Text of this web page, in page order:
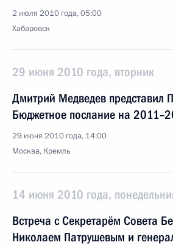
2 июля 2010 года, 05:00
Хабаровск
29 июня 2010 года, вторник
Дмитрий Медведев представил
Бюджетное послание на
29 июня 2010 года, 14:00
Москва, Кремль
14 июня 2010 года,
Встреча с Секретарём Совета
Николаем Патрушевым и